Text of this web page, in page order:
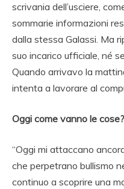
scrivania dell’usciere,
sommarie informazioni
dalla stessa Galassi. Ma
suo incarico ufficiale, né
Quando arrivavo la
intenta a lavorare al
Oggi come vanno le
“Oggi mi attaccano
che perpetrano bullismo
continuo a scoprire una